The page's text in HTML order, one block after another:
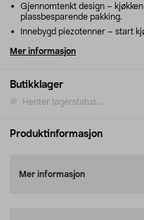
Butikklager
Henter lagerstatus...
Gjennomtenkt design –
plassbesparende pakking.
Innebygd piezotenner – start
Mer informasjon
Produktinformasjon
Mer informasjon